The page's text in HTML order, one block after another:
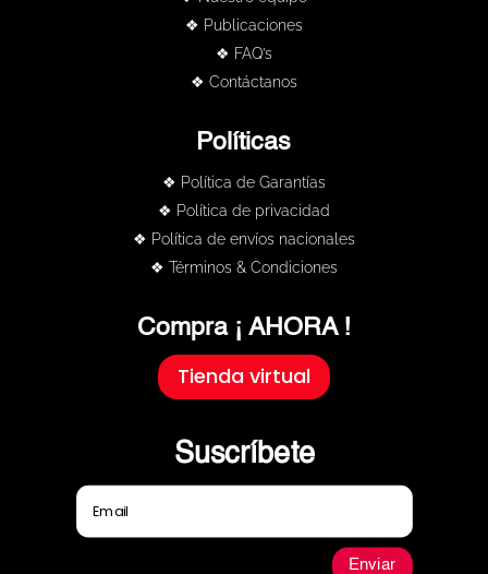
❖ Publicaciones
❖ FAQ’s
❖ Contáctanos
Políticas
❖ Política de Garantías
❖ Política de privacidad
❖ Política de envíos nacionales
❖ Términos & Condiciones
Compra ¡ AHORA !
Tienda virtual
Suscríbete
Enviar